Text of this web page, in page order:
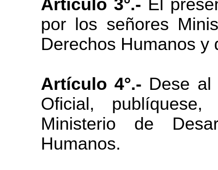
Artículo 3°.- El
por los señores
Derechos Humanos y
Artículo 4°.- Dese
Oficial,
Ministerio de
Humanos.